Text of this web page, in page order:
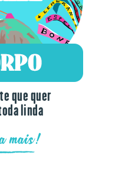
que quer
linda
mais!